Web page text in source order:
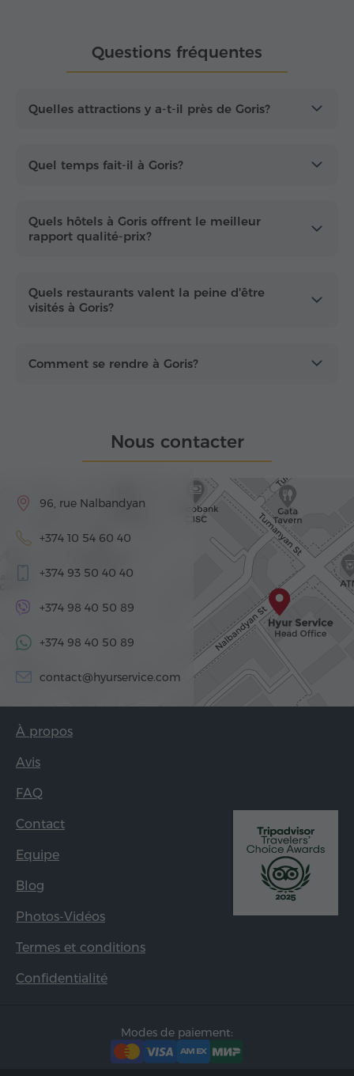
Au-delà de son charme local, Goris est également
plus connus du sud de l'Arménie. Les hôtels à Goris
rend la planification de votre séjour simple et
voyage à travers le sud de l'Arménie.
Questions fréquentes
Quelles attractions y a-t-il près de Goris?
Quel temps fait-il à Goris?
Quels hôtels à Goris offrent le meilleur
rapport qualité-prix?
Quels restaurants valent la peine d'être
visités à Goris?
Comment se rendre à Goris?
Nous contacter
96, rue Nalbandyan
+374 10 54 60 40
+374 93 50 40 40
+374 98 40 50 89
+374 98 40 50 89
contact@hyurservice.com
À propos
Avis
FAQ
Contact
Equipe
Blog
Photos-Vidéos
Termes et conditions
Confidentialité
Modes de paiement: